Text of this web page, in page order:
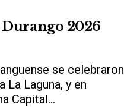
2026
se celebraron
La Laguna, y en
Capital...